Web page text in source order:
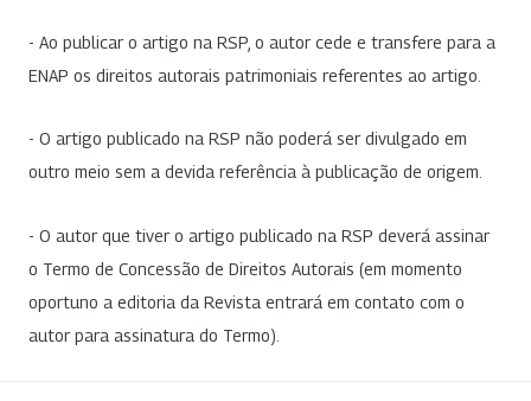
- Ao publicar o artigo na RSP, o autor cede e transfere para a
ENAP os direitos autorais patrimoniais referentes ao artigo.
- O artigo publicado na RSP não poderá ser divulgado em
outro meio sem a devida referência à publicação de origem.
- O autor que tiver o artigo publicado na RSP deverá assinar
o Termo de Concessão de Direitos Autorais (em momento
oportuno a editoria da Revista entrará em contato com o
autor para assinatura do Termo).